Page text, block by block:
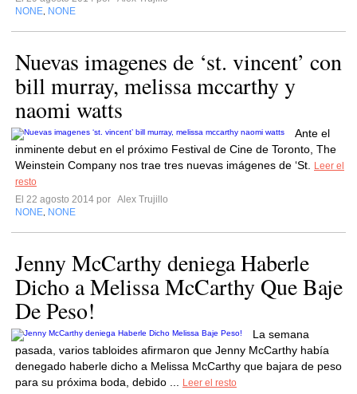
NONE NONE
Nuevas imagenes de ‘st. vincent’ con
bill murray, melissa mccarthy y
naomi watts
Ante el
inminente debut en el próximo Festival de Cine de Toronto, The
Weinstein Company nos trae tres nuevas imágenes de ‘St.
Leer el
resto
El 22 agosto 2014 por Alex Trujillo
NONE NONE
Jenny McCarthy deniega Haberle
Dicho a Melissa McCarthy Que Baje
De Peso!
La semana
pasada, varios tabloides afirmaron que Jenny McCarthy había
denegado haberle dicho a Melissa McCarthy que bajara de peso
para su próxima boda, debido ...
Leer el resto